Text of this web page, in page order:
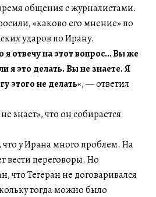
общения с журналистами.
«каково его мнение» по
ударов по Ирану.
я отвечу на этот вопрос… Вы же
я это делать. Вы не знаете. Я
этого не делать«, — ответил
знает», что он собирается
у Ирана много проблем. На
вести переговоры. Но
что Тегеран не договаривался
тогда можно было